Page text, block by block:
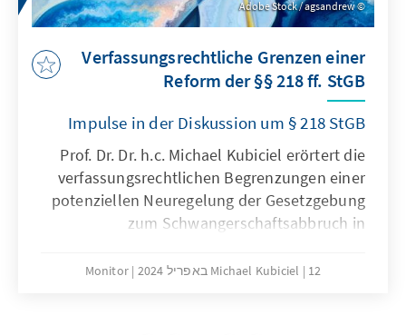
Adobe Stock / agsandrew
Verfassungsrechtliche Grenzen einer
Reform der §§ 218 ff. StGB
Impulse in der Diskussion um § 218 StGB
Prof. Dr. Dr. h.c. Michael Kubiciel erörtert die
verfassungsrechtlichen Begrenzungen einer
potenziellen Neuregelung der Gesetzgebung
zum Schwangerschaftsabbruch in
essenzielle Bedeutung eines ausgewogenen
Michael Kubiciel 12 באפריל 2024 Monitor